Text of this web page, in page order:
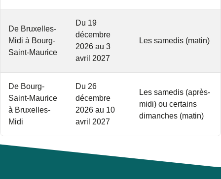
De Bruxelles-
Midi à Bourg-
Saint-Maurice
Du 19
décembre
2026 au 3
avril 2027
Les samedis (matin)
De Bourg-
Saint-Maurice
à Bruxelles-
Midi
Du 26
décembre
2026 au 10
avril 2027
Les samedis (après-
midi) ou certains
dimanches (matin)